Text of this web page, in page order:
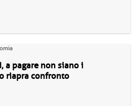
a pagare non siano i
riapra confronto